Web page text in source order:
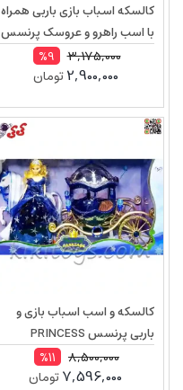
کالسکه اسباب بازی باربی همراه
با اسب راهرو و عروسک پرنسس
3,175,000
%9
2,900,000تومان
کالسکه و اسب اسباب بازی و
باربی پرنسس PRINCESS
CARRIAGE 372A
8,500,000
%11
7,596,000تومان